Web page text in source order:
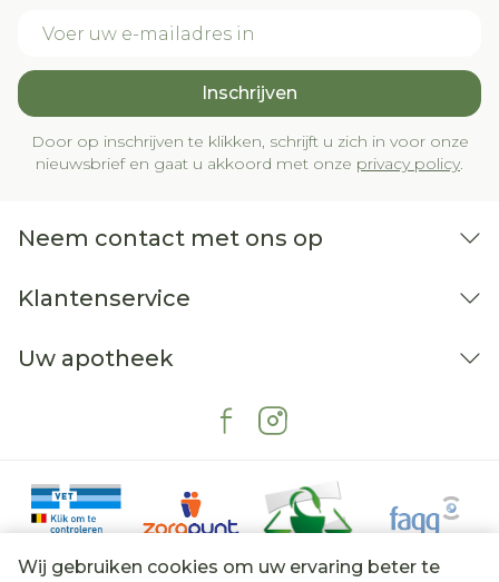
Wij gebruiken cookies om uw ervaring beter te
Inschrijven
Door op inschrijven te klikken, schrijft u zich in voor onze
nieuwsbrief en gaat u akkoord met onze privacy policy.
Neem contact met ons op
Klantenservice
Uw apotheek